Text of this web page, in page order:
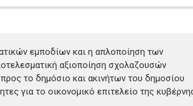
εμποδίων και η απλοποίηση των
αξιοποίηση σχολαζουσών
το δημόσιο και ακινήτων του δημοσίου
για το οικονομικό επιτελείο της